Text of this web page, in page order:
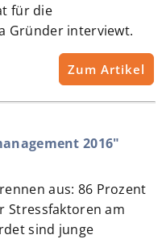
für die
Gründer interviewt.
Zum Artikel
2016"
aus: 86 Prozent
Stressfaktoren am
sind junge